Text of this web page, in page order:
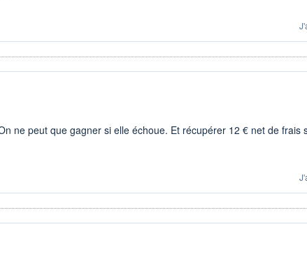
ne peut que gagner si elle échoue. Et récupérer 12 € net de frais